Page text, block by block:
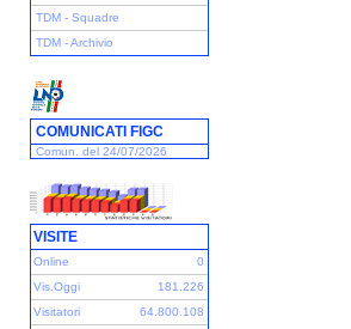
TDM - Squadre
TDM - Archivio
COMUNICATI FIGC
Comun. del 24/07/2026
VISITE
Online
0
Vis.Oggi
181.226
Visitatori
64.800.108